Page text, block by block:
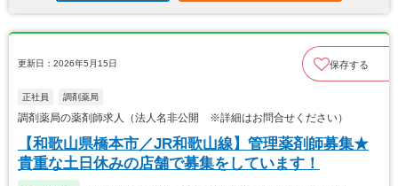
更新日：2026年5月15日 保存する
正社員 調剤薬局
調剤薬局の薬剤師求人（法人名非公開 ※詳細はお問合せください）
【和歌山県橋本市／JR和歌山線】管理薬剤師募集★
貴重な土日休みの店舗で募集をしています！